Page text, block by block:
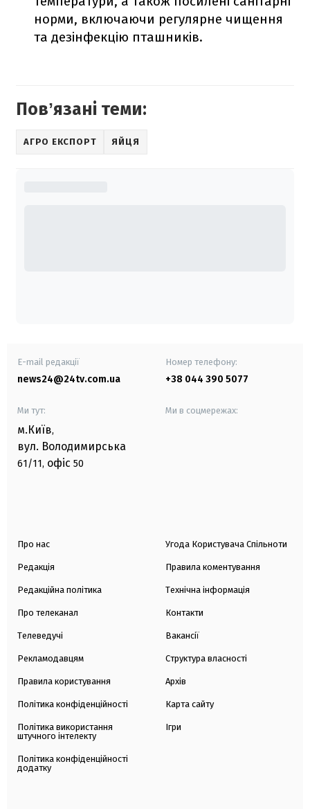
норми, включаючи регулярне чищення
та дезінфекцію пташників.
Повʼязані теми:
АГРО ЕКСПОРТ ЯЙЦЯ
E-mail редакції
news24@24tv.com.ua
Номер телефону:
+38 044 390 5077
Ми тут:
м.Київ,
вул. Володимирська
61/11, офіс 50
Ми в соцмережах:
Про нас
Редакція
Редакційна політика
Про телеканал
Телеведучі
Рекламодавцям
Правила користування
Політика конфіденційності
Політика використання
штучного інтелекту
Політика конфіденційності
додатку
Угода Користувача Спільноти
Правила коментування
Технічна інформація
Контакти
Вакансії
Структура власності
Архів
Карта сайту
Ігри